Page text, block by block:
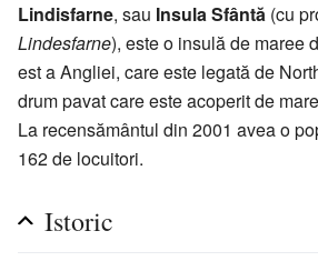
Lindisfarne, sau Insula Sfântă (cu
Lindesfarne), este o insulă de maree
est a Angliei, care este legată de
drum pavat care este acoperit de
La recensământul din 2001 avea o
162 de locuitori.
Istoric